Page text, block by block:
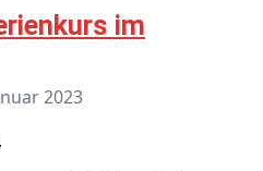
im
2023